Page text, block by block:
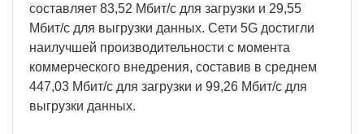
составляет 83,52 Мбит/с для загрузки и 29,55
Мбит/с для выгрузки данных. Сети 5G достигли
наилучшей производительности с момента
коммерческого внедрения, составив в среднем
447,03 Мбит/с для загрузки и 99,26 Мбит/с для
выгрузки данных.